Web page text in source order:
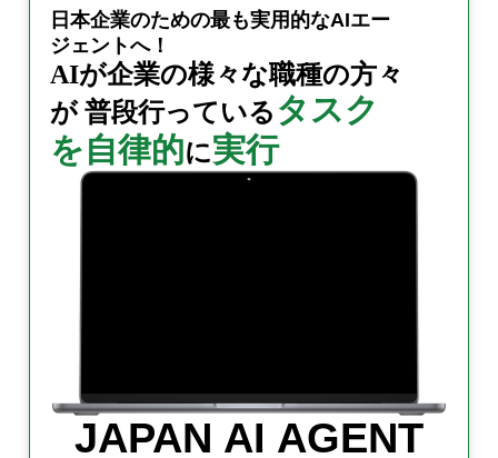
日本企業のための最も実用的なAIエー
ジェントへ！
AIが企業の様々な職種の方々
が普段行っている タスク
を自律的に実行
JAPAN AI AGENT